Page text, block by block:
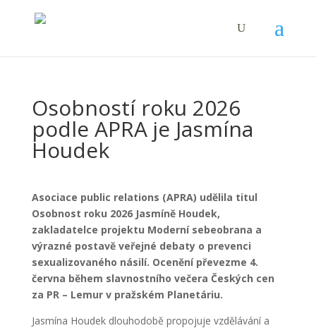
Osobností roku 2026
podle APRA je Jasmína
Houdek
Asociace public relations (APRA) udělila titul
Osobnost roku 2026 Jasmíně Houdek,
zakladatelce projektu Moderní sebeobrana a
výrazné postavě veřejné debaty o prevenci
sexualizovaného násilí. Ocenění převezme 4.
června během slavnostního večera Českých cen
za PR – Lemur v pražském Planetáriu.
Jasmína Houdek dlouhodobě propojuje vzdělávání a